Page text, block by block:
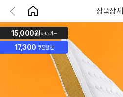
상품상세
15,000원 하나카드
17,300 쿠폰할인